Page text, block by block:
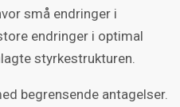
små endringer i
endringer i optimal
styrkestrukturen.
begrensende antagelser.